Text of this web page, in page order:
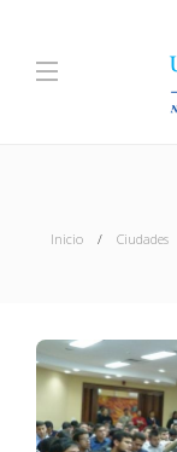
Inicio Ciudades